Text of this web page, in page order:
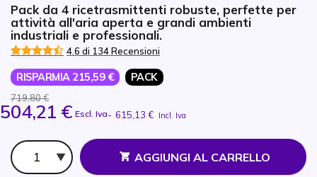
Pack da 4 ricetrasmittenti robuste, perfette per
attività all'aria aperta e grandi ambienti
industriali e professionali.
4.6 di 134 Recensioni
RISPARMIA 215,59 € PACK
719,80 €
504,21 € Escl. Iva- 615,13 € Incl. Iva
Qtà
AGGIUNGI AL CARRELLO